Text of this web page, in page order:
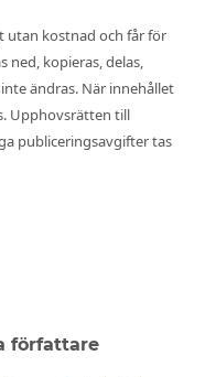
kostnad och får för
ned, kopieras, delas,
ändras. När innehållet
Upphovsrätten till
publiceringsavgifter tas
författare